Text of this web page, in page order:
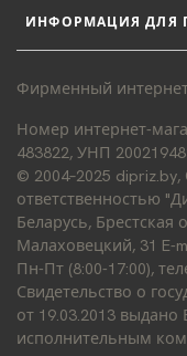
ИНФОРМАЦИЯ ДЛЯ
Фирменный
Номер интернет-
483822, УНП
© 2004–2025
ответственностью
Беларусь, Брестская
Малаховецкий, 31 E-
Пн-Пт (8:00-17:00),
Свидетельство о
от 19.03.2013
исполнительным